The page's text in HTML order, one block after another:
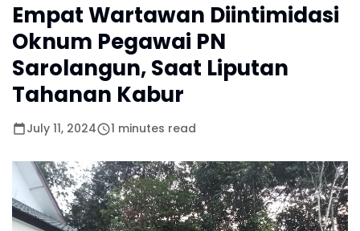
Empat Wartawan Diintimidasi
Oknum Pegawai PN
Sarolangun, Saat Liputan
Tahanan Kabur
July 11, 2024 1 minutes read